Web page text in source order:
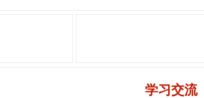
学习交流